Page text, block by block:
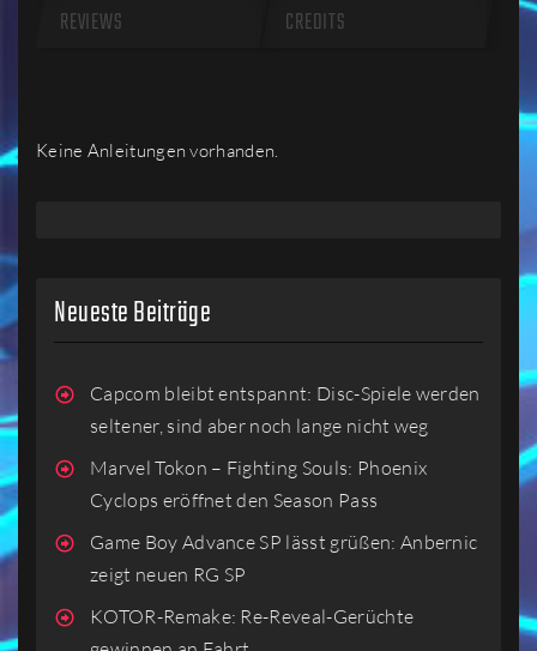
REVIEWS
CREDITS
Keine Anleitungen vorhanden.
Neueste Beiträge
Capcom bleibt entspannt: Disc-Spiele werden
seltener, sind aber noch lange nicht weg
Marvel Tokon – Fighting Souls: Phoenix
Cyclops eröffnet den Season Pass
Game Boy Advance SP lässt grüßen: Anbernic
zeigt neuen RG SP
KOTOR-Remake: Re-Reveal-Gerüchte